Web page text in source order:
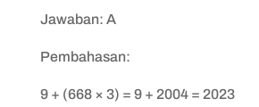
Jawaban: A
Pembahasan:
9 + (668 × 3) = 9 + 2004 = 2023